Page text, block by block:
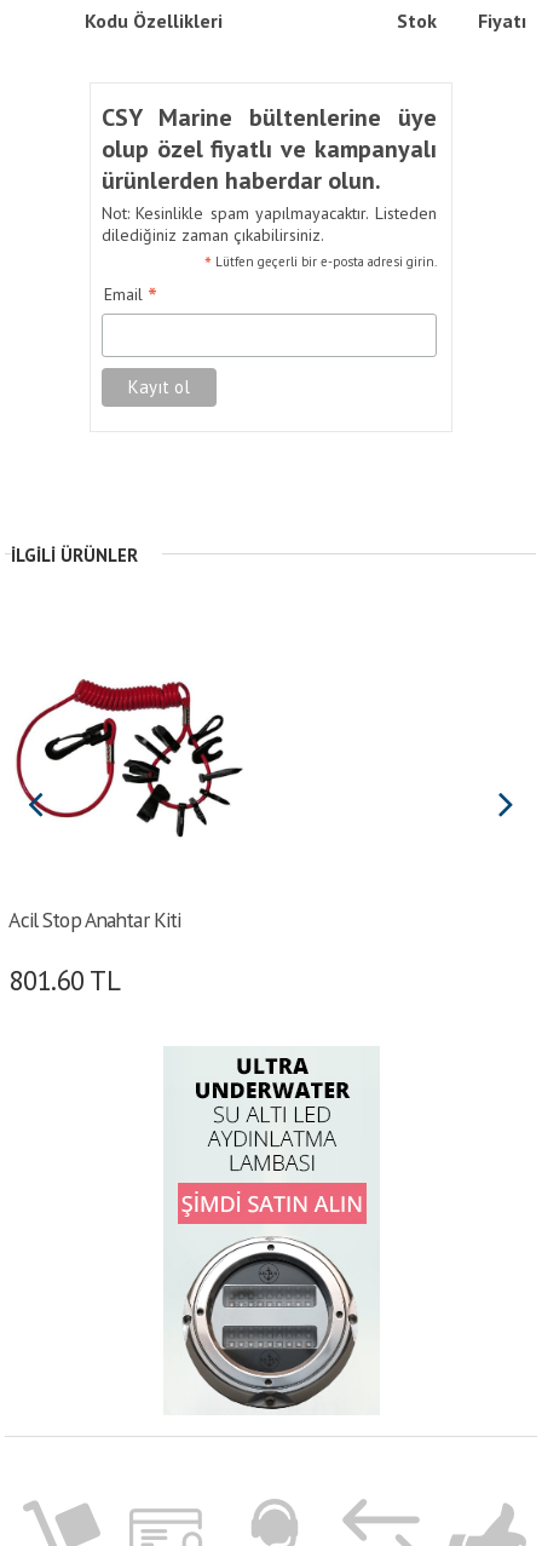
Kodu Özellikleri Stok Fiyatı
CSY Marine bültenlerine üye
olup özel fiyatlı ve kampanyalı
ürünlerden haberdar olun.
Not: Kesinlikle spam yapılmayacaktır. Listeden
dilediğiniz zaman çıkabilirsiniz.
* Lütfen geçerli bir e-posta adresi girin.
Email *
İLGILI ÜRÜNLER
Acil Stop Anahtar Kiti
801.60 TL